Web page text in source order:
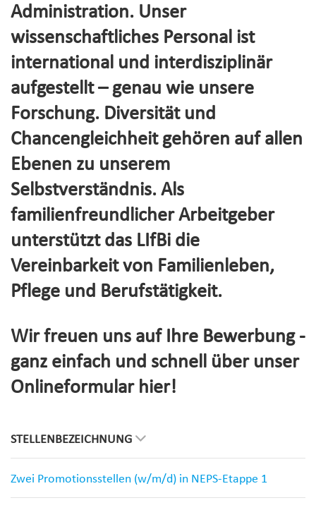
Administration. Unser
wissenschaftliches Personal ist
international und interdisziplinär
aufgestellt – genau wie unsere
Forschung. Diversität und
Chancengleichheit gehören auf allen
Ebenen zu unserem
Selbstverständnis. Als
familienfreundlicher Arbeitgeber
unterstützt das LIfBi die
Vereinbarkeit von Familienleben,
Pflege und Berufstätigkeit.
Wir freuen uns auf Ihre Bewerbung -
ganz einfach und schnell über unser
Onlineformular hier!
STELLENBEZEICHNUNG
Zwei Promotionsstellen (w/m/d) in NEPS-Etappe 1